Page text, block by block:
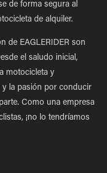
de forma segura al
de alquiler.
de EAGLERIDER son
el saludo inicial,
motocicleta y
y la pasión por conducir
Como una empresa
¡no lo tendríamos